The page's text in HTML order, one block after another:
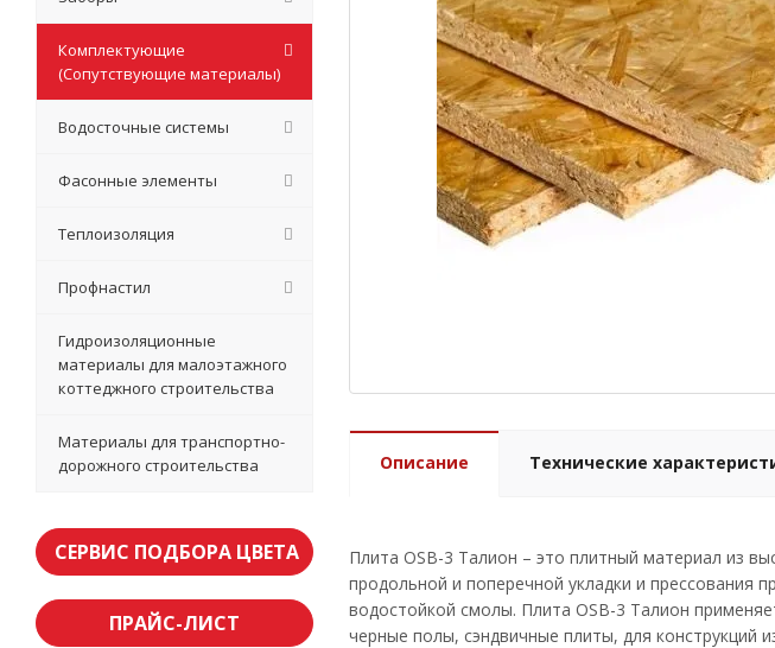
Описание Технические
Плита OSB-3 Талион – это плитный материал из
продольной и поперечной укладки и прессования
водостойкой смолы. Плита OSB-3 Талион
черные полы, сэндвичные плиты, для конструкций
Комплектующие
(Сопутствующие материалы)
Водосточные системы
Фасонные элементы
Теплоизоляция
Профнастил
Гидроизоляционные
материалы для малоэтажного
коттеджного строительства
Материалы для транспортно-
дорожного строительства
СЕРВИС ПОДБОРА ЦВЕТА
ПРАЙС-ЛИСТ